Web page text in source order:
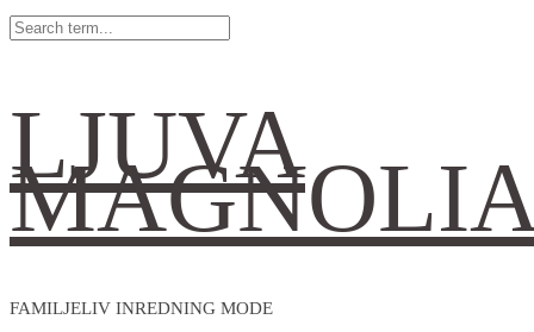
LJUVA
FAMILJELIV INREDNING MODE